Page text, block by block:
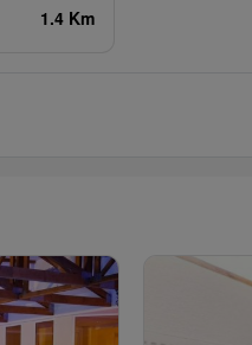
1.4 Km